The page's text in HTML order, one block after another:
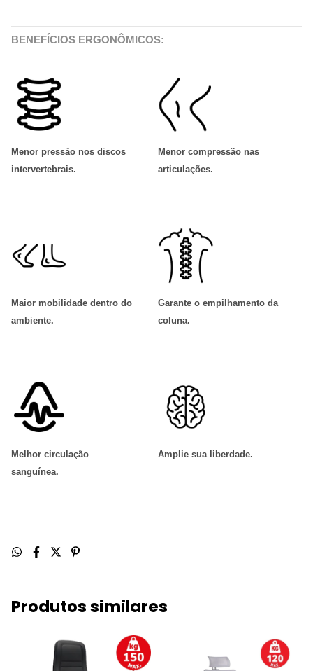
BENEFÍCIOS ERGONÔMICOS:
Menor pressão nos discos
intervertebrais.
Menor compressão nas
articulações.
Maior mobilidade dentro do
ambiente.
Garante o empilhamento da
coluna.
Melhor circulação
sanguínea.
Amplie sua liberdade.
Produtos similares